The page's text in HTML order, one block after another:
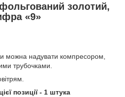
золотий,
«9»
можна надувати компресором,
трубочками.
позиції - 1 штука